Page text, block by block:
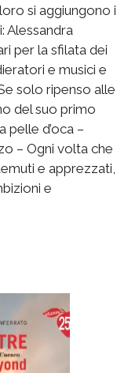
si aggiungono i
Alessandra
per la sfilata dei
e musici e
solo ripenso alle
del suo primo
pelle d’oca –
– Ogni volta che
e apprezzati,
e